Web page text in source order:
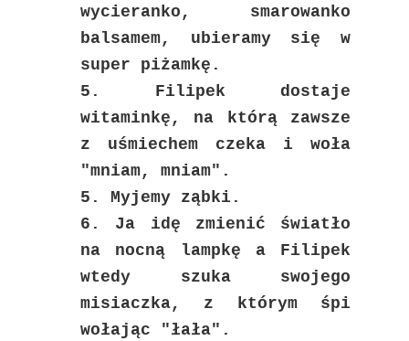
wycieranko, smarowanko
balsamem, ubieramy się w
super piżamkę.
5. Filipek dostaje
witaminkę, na którą zawsze
z uśmiechem czeka i woła
"mniam, mniam".
5. Myjemy ząbki.
6. Ja idę zmienić światło
na nocną lampkę a Filipek
wtedy szuka swojego
misiaczka, z którym śpi
wołając "łała".